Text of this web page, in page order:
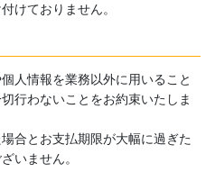
けておりません。
人情報を業務以外に用いること
行わないことをお約束いたしま
合とお支払期限が大幅に過ぎた
いません。